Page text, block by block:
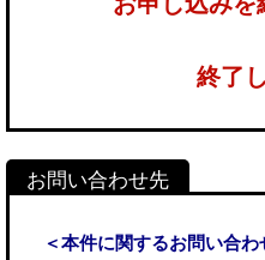
終了
＜本件に関するお問い合わ